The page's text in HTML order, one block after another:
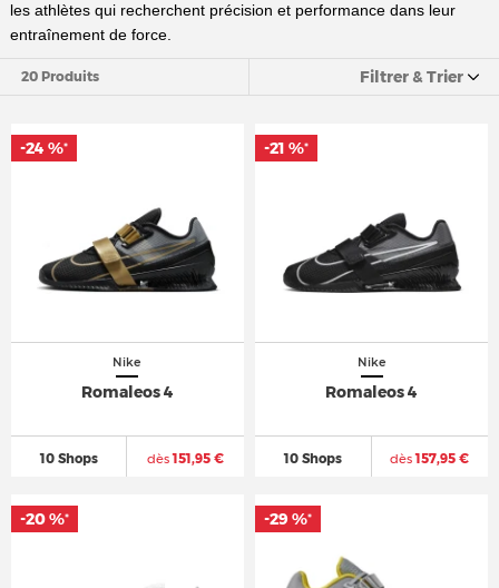
les athlètes qui recherchent précision et performance dans leur
entraînement de force.
20 Produits Filtrer & Trier
Nike
Romaleos 4
10 Shops dès151,95 €
-24 %*
Nike
Romaleos 4
10 Shops dès157,95 €
-21 %*
-20 %* -29 %*